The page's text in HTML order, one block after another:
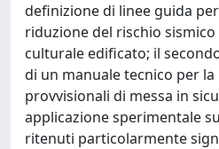
definizione di linee guida
riduzione del rischio
culturale edificato; il
di un manuale tecnico per
provvisionali di messa in
applicazione sperimentale
ritenuti particolarmente